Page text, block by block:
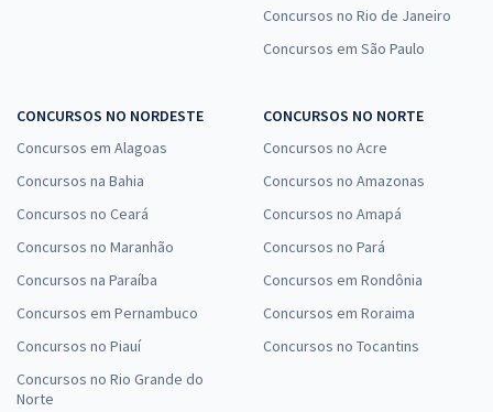
Concursos no Rio de Janeiro
Concursos em São Paulo
CONCURSOS NO NORDESTE
Concursos em Alagoas
Concursos na Bahia
Concursos no Ceará
Concursos no Maranhão
Concursos na Paraíba
Concursos em Pernambuco
Concursos no Piauí
Concursos no Rio Grande do
Norte
CONCURSOS NO NORTE
Concursos no Acre
Concursos no Amazonas
Concursos no Amapá
Concursos no Pará
Concursos em Rondônia
Concursos em Roraima
Concursos no Tocantins